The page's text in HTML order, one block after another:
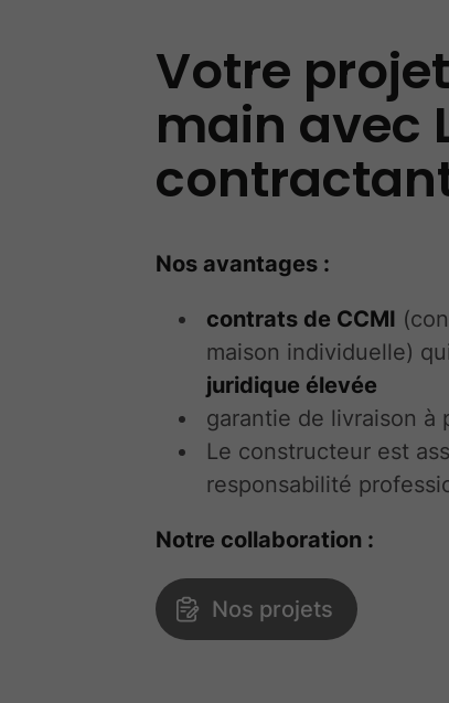
Votre
main avec
Nos avantages :
contrats de CCMI
maison individuelle)
juridique élevée
garantie de livraison à
Le constructeur est
responsabilité
Notre collaboration :
Nos projets